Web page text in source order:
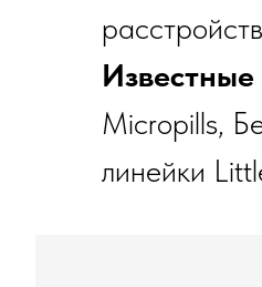
Известные
Micropills,
линейки